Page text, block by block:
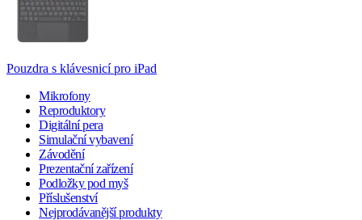
Pouzdra s klávesnicí pro iPad
Mikrofony
Reproduktory
Digitální pera
Simulační vybavení
Závodění
Prezentační zařízení
Podložky pod myš
Příslušenství
Nejprodávanější produkty